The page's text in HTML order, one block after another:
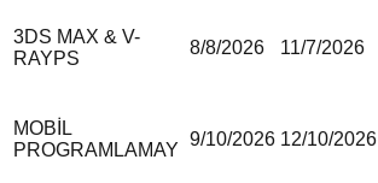
3DS MAX & V-
RAYPS
8/8/2026 11/7/2026
MOBİL
PROGRAMLAMAY
9/10/2026 12/10/2026